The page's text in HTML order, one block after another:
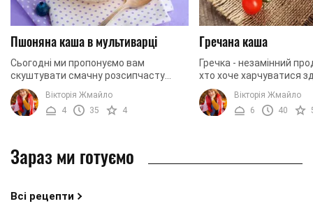
Пшоняна каша в мультиварці
Сьогодні ми пропонуємо вам
скуштувати смачну розсипчасту
пшоняну кашу. Готувати її будемо в
мультиварці, так виходить в рази
простіше, швидше та ...
Вікторія Жмайло
4
35 4
Гречана каша
Гречка - незамінний
хто хоче харчуватися
їжею. В її зернах
легко засвоюються,
клітковина ...
Вікторія Жмайло
6
40
Зараз ми готуємо
Всі рецепти